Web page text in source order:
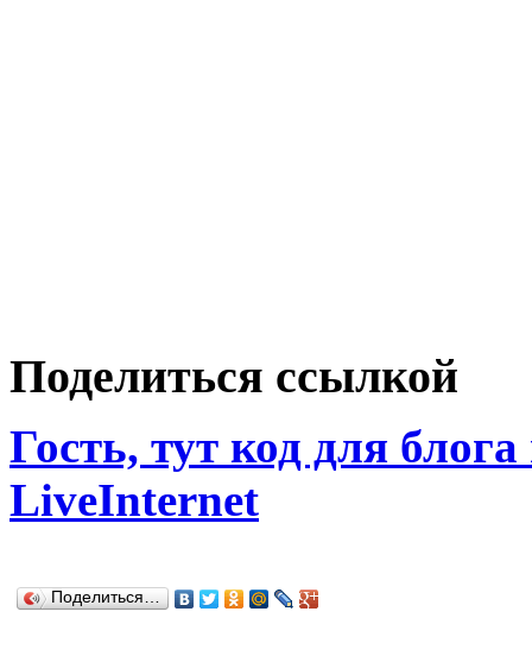
Поделиться ссылкой
Гость, тут код для
LiveInternet
Поделиться…